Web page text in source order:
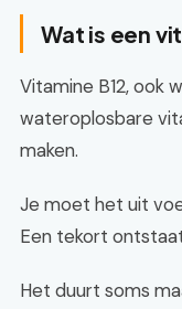
Wat is een
Vitamine B12, ook
wateroplosbare
maken.
Je moet het uit
Een tekort
Het duurt soms